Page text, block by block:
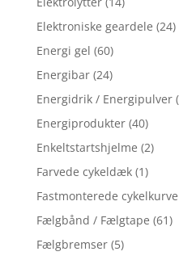
Elektroniske geardele (24)
Energi gel (60)
Energibar (24)
Energidrik / Energipulver
Energiprodukter (40)
Enkeltstartshjelme (2)
Farvede cykeldæk (1)
Fastmonterede
Fælgbånd / Fælgtape (61)
Fælgbremser (5)